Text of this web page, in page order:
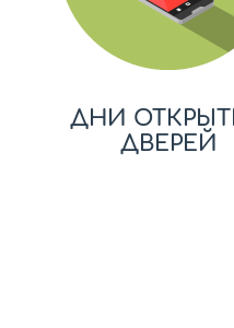
ДНИ
ДВЕРЕЙ